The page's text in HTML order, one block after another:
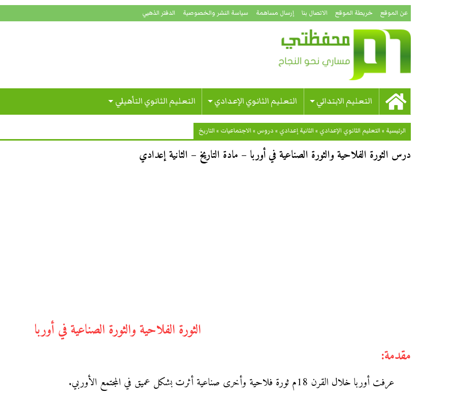
عن الموقع خريطة الموقع الاتصال بنا إرسال مساهمة سياسة النشر والخصوصية الدفتر الذهبي
التعليم الابتدائي التعليم الثانوي الإعدادي التعليم الثانوي التأهيلي
الرئيسية »التعليم الثانوي الإعدادي »الثانية إعدادي » دروس »الاجتماعيات »التاريخ
درس الثورة الفلاحية والثورة الصناعية في أوربا – مادة التاريخ – الثانية إعدادي
الثورة الفلاحية والثورة الصناعية في أوربا
مقدمة:
عرفت أوربا خلال القرن 18م ثورة فلاحية وأخرى صناعية أثرت بشكل عميق في المجتمع الأوربي.